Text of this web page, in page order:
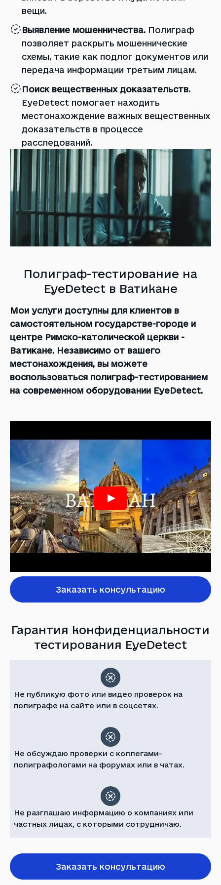
вещи.
Выявление мошенничества. Полиграф
позволяет раскрыть мошеннические
схемы, такие как подлог документов или
передача информации третьим лицам.
Поиск вещественных доказательств.
EyeDetect помогает находить
местонахождение важных вещественных
доказательств в процессе
расследований.
Полиграф-тестирование на
EyeDetect в Ватикане
Мои услуги доступны для клиентов в
самостоятельном государстве-городе и
центре Римско-католической церкви -
Ватикане. Независимо от вашего
местонахождения, вы можете
воспользоваться полиграф-тестированием
на современном оборудовании EyeDetect.
Заказать консультацию
Гарантия конфиденциальности
тестирования EyeDetect
Не публикую фото или видео проверок на
полиграфе на сайте или в соцсетях.
Не обсуждаю проверки с коллегами-
полиграфологами на форумах или в чатах.
Не разглашаю информацию о компаниях или
частных лицах, с которыми сотрудничаю.
Заказать консультацию